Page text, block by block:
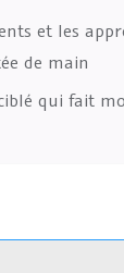
et les
de main
qui fait